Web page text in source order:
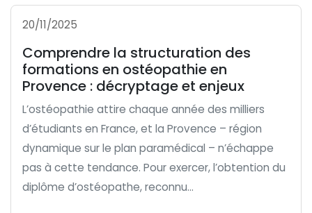
20/11/2025
Comprendre la structuration des
formations en ostéopathie en
Provence : décryptage et enjeux
L’ostéopathie attire chaque année des milliers
d’étudiants en France, et la Provence – région
dynamique sur le plan paramédical – n’échappe
pas à cette tendance. Pour exercer, l’obtention du
diplôme d’ostéopathe, reconnu...